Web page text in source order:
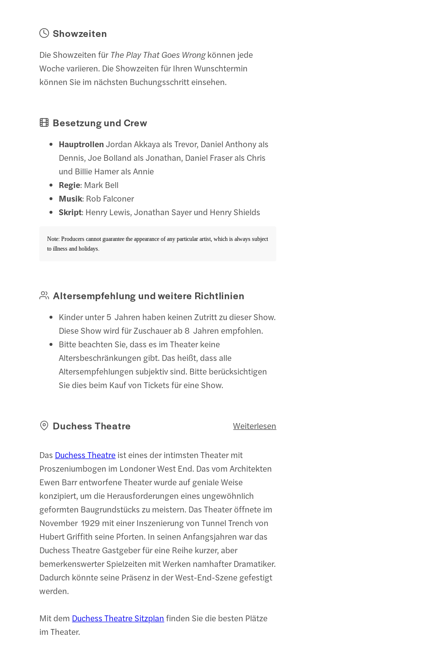
Showzeiten
Die Showzeiten für The Play That Goes Wrongkönnen jede
Woche variieren. Die Showzeiten für Ihren Wunschtermin
können Sie im nächsten Buchungsschritt einsehen.
Besetzung und Crew
Hauptrollen Jordan Akkaya als Trevor, Daniel Anthony als
Dennis, Joe Bolland als Jonathan, Daniel Fraser als Chris
und Billie Hamer als Annie
Regie: Mark Bell
Musik: Rob Falconer
Skript: Henry Lewis, Jonathan Sayer und Henry Shields
Note: Producers cannot guarantee the appearance of any particular artist, which is always subject
to illness and holidays.
Altersempfehlung und weitere Richtlinien
Kinder unter 5 Jahren haben keinen Zutritt zu dieser Show.
Diese Show wird für Zuschauer ab 8 Jahren empfohlen.
Bitte beachten Sie, dass es im Theater keine
Altersbeschränkungen gibt. Das heißt, dass alle
Altersempfehlungen subjektiv sind. Bitte berücksichtigen
Sie dies beim Kauf von Tickets für eine Show.
Duchess Theatre Weiterlesen
Das Duchess Theatre ist eines der intimsten Theater mit
Proszeniumbogen im Londoner West End. Das vom Architekten
Ewen Barr entworfene Theater wurde auf geniale Weise
konzipiert, um die Herausforderungen eines ungewöhnlich
geformten Baugrundstücks zu meistern. Das Theater öffnete im
November 1929 mit einer Inszenierung von Tunnel Trench von
Hubert Griffith seine Pforten. In seinen Anfangsjahren war das
Duchess Theatre Gastgeber für eine Reihe kurzer, aber
bemerkenswerter Spielzeiten mit Werken namhafter Dramatiker.
Dadurch könnte seine Präsenz in der West-End-Szene gefestigt
werden.
Mit dem Duchess Theatre Sitzplan finden Sie die besten Plätze
im Theater.